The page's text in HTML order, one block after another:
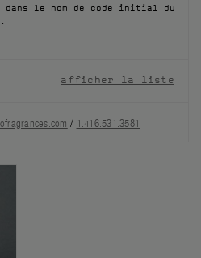
le nom de code initial du
afficher la liste
/ 1.416.531.3581